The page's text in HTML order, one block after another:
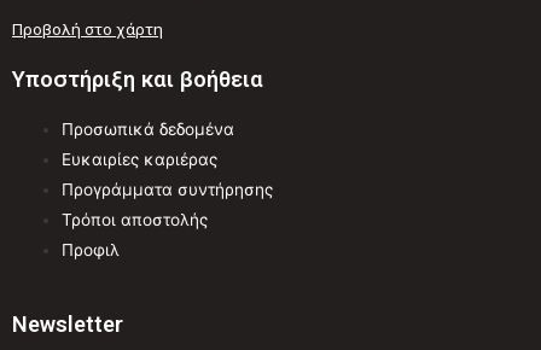
Προβολή στο χάρτη
Υποστήριξη και βοήθεια
Προσωπικά δεδομένα
Ευκαιρίες καριέρας
Προγράμματα συντήρησης
Τρόποι αποστολής
Προφιλ
Newsletter